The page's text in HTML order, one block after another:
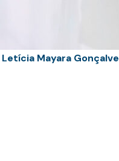
Letícia Mayara